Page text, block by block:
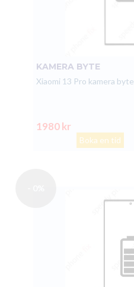
KAMERA BYTE
Xiaomi 13 Pro kamera byte
1980 kr
Boka en tid